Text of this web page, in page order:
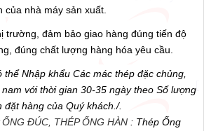
của nhà máy sản xuất.
trường, đảm bảo giao hàng đúng tiến độ
đúng chất lượng hàng hóa yêu cầu.
Nhập khẩu Các mác thép đặc chủng,
với thời gian 30-35 ngày theo Số lượng
đặt hàng của Quý khách./.
ĐÚC, THÉP ỐNG HÀN : Thép Ống